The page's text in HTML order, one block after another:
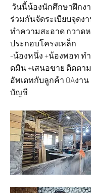
ร่วมกันจัดระเบียบจุดง
ทำความสะอาด กวาด
ประกอบโครงเหล็ก
-น้องหนึ่ง +น้องพอท ท
ดมิน +เสนอขาย ติดตา
อัพเดทกับลูกค้า QAงาน
บัญชี